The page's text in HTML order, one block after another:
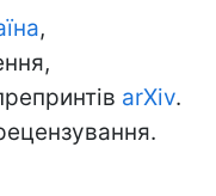
,
arXiv.